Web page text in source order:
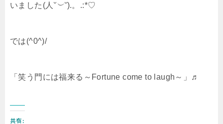
いました(人 ˘︶˘).。.:*♡
では(^0^)/
「笑う門には福来る～Fortune come to laugh～」♬
共有: